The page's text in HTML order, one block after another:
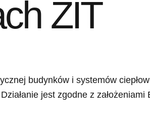
ZIT
budynków i systemów
jest zgodne z założeniami